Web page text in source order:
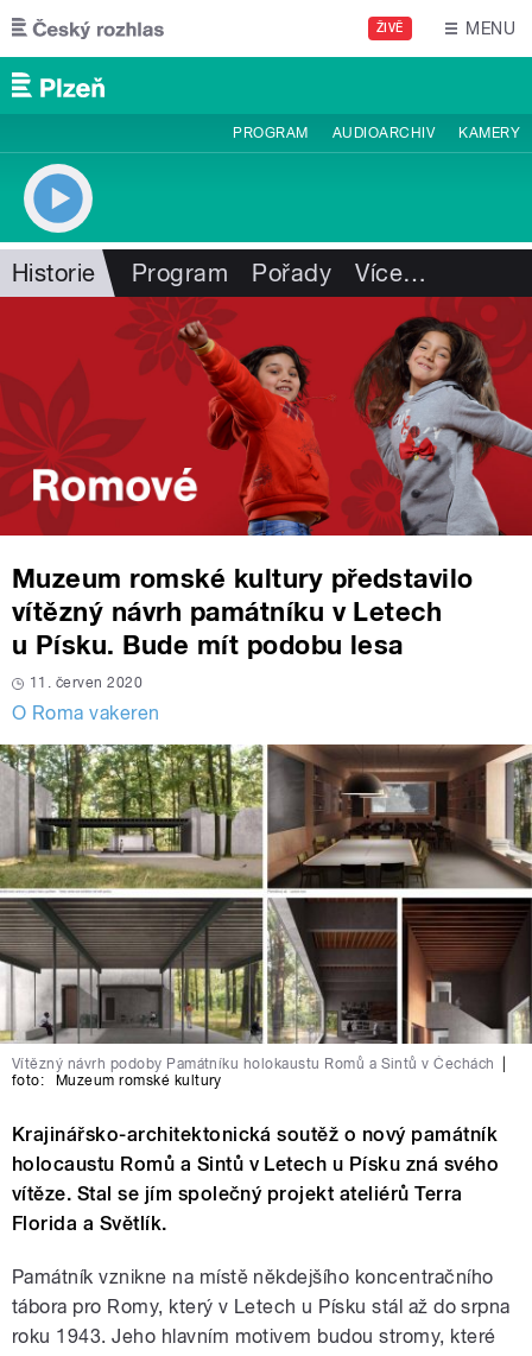
Přejít k hlavnímu obsahu
ŽIVĚ MENU
PROGRAM AUDIOARCHIV KAMERY
Historie Program Pořady Více…
Muzeum romské kultury představilo
vítězný návrh památníku v Letech
u Písku. Bude mít podobu lesa
11. červen 2020
O Roma vakeren
Vítězný návrh podoby Památníku holokaustu Romů a Sintů v Čechách
foto:
Muzeum romské kultury
Krajinářsko-architektonická soutěž o nový památník
holocaustu Romů a Sintů v Letech u Písku zná svého
vítěze. Stal se jím společný projekt ateliérů Terra
Florida a Světlík.
Památník vznikne na místě někdejšího koncentračního
tábora pro Romy, který v Letech u Písku stál až do srpna
roku 1943. Jeho hlavním motivem budou stromy, které